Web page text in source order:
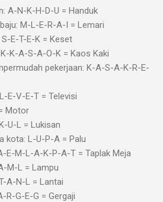
A-N-K-H-D-U = Handuk
M-L-E-R-A-I = Lemari
E-T-E-K = Keset
K-A-S-A-O-K = Kaos Kaki
pekerjaan: K-A-S-A-K-R-E-
E-V-E-T = Televisi
Motor
U-L = Lukisan
kota: L-U-P-A = Palu
E-M-L-A-K-P-A-T = Taplak Meja
M-L = Lampu
A-N-L = Lantai
G-E-G = Gergaji